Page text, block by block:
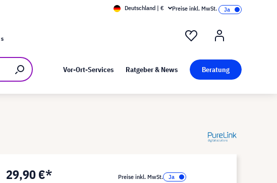
Kunst bei visunext
Deutschland | € Preise inkl. MwSt.
Vor-Ort-Services Ratgeber & News Beratung
29,90 €* Preise inkl. MwSt.